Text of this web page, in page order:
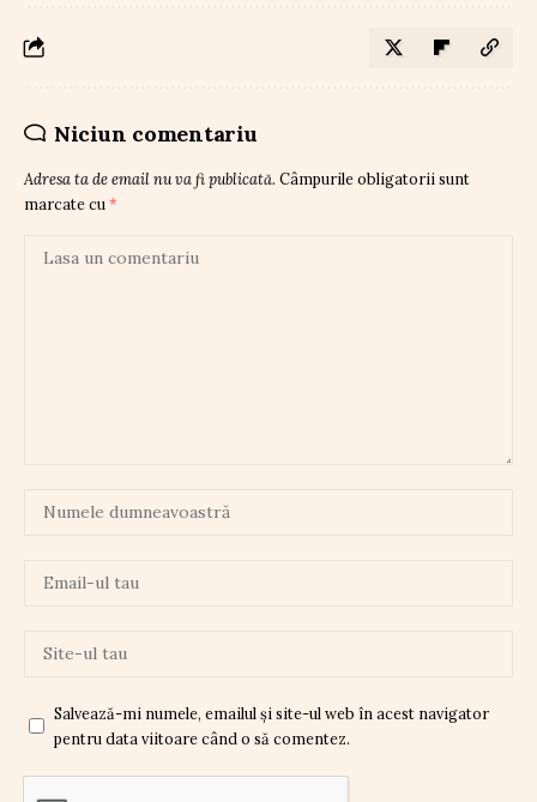
Niciun comentariu
Adresa ta de email nu va fi publicată. Câmpurile obligatorii sunt
marcate cu *
Salvează-mi numele, emailul și site-ul web în acest navigator
pentru data viitoare când o să comentez.